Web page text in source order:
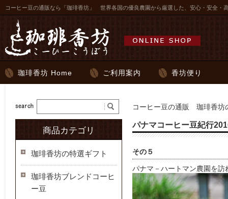
コーヒー豆の通販なら「珈琲香坊」 世界各国の優良農園から厳選した、安心・安全・
珈琲香坊 Home ご利用案内 香坊便り
コーヒー豆の通販 珈琲香坊
パナマコーヒー豆紀行
その５
パナマ－ハートマン農園を訪
商品カテゴリ
珈琲香坊の特選ギフト
珈琲香坊ブレンドコーヒ
ー豆